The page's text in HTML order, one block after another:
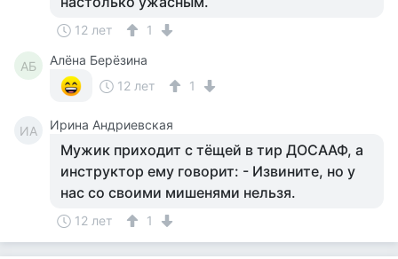
12 лет 1
АБ
Алёна Берёзина
12 лет
1
ИА Ирина Андриевская
Мужик приходит с тёщей в тир ДОСААФ, а
инструктор ему говорит: - Извините, но у
нас со своими мишенями нельзя.
12 лет 1